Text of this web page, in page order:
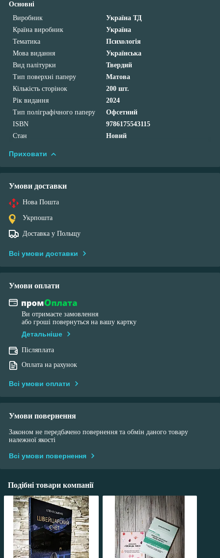
Основні
Виробник
Україна ТД
Країна виробник
Україна
Тематика
Психологія
Мова видання
Українська
Вид палітурки
Твердий
Тип поверхні паперу
Матова
Кількість сторінок
200 шт.
Рік видання
2024
Тип поліграфічного паперу
Офсетний
ISBN
9786175543115
Стан
Новий
Приховати
Умови доставки
Нова Пошта
Укрпошта
Доставка у Польщу
Всі умови доставки
Умови оплати
Ви отримаєте замовлення
або гроші повернуться на вашу картку
Детальніше
Післяплата
Оплата на рахунок
Всі умови оплати
Умови повернення
Законом не передбачено повернення та обмін даного товару
належної якості
Всі умови повернення
Подібні товари компанії